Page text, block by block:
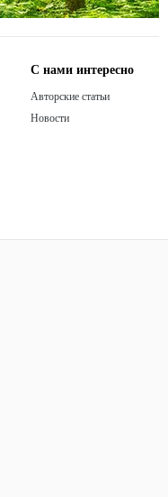
С нами интересно
Авторские статьи
Новости